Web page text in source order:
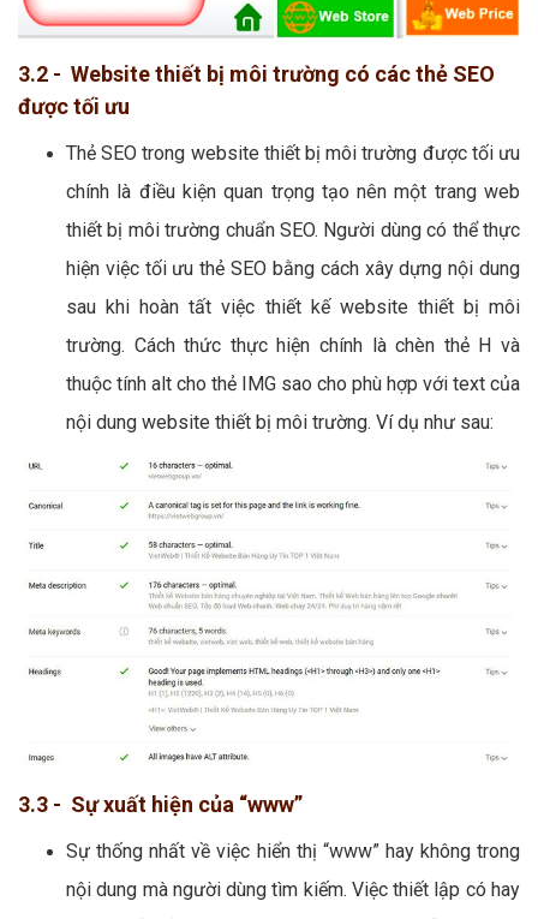
3.2 - Website thiết bị môi trường có các thẻ SEO
được tối ưu
Thẻ SEO trong website thiết bị môi trường được tối ưu
chính là điều kiện quan trọng tạo nên một trang web
thiết bị môi trường chuẩn SEO. Người dùng có thể thực
hiện việc tối ưu thẻ SEO bằng cách xây dựng nội dung
sau khi hoàn tất việc thiết kế website thiết bị môi
trường. Cách thức thực hiện chính là chèn thẻ H và
thuộc tính alt cho thẻ IMG sao cho phù hợp với text của
nội dung website thiết bị môi trường. Ví dụ như sau:
3.3 - Sự xuất hiện của “www”
Sự thống nhất về việc hiển thị “www” hay không trong
nội dung mà người dùng tìm kiếm. Việc thiết lập có hay